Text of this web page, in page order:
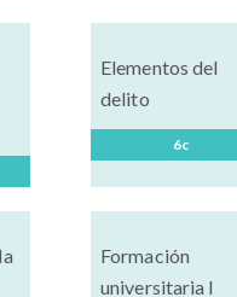
Elementos del
delito
6c
Formación
universitaria I